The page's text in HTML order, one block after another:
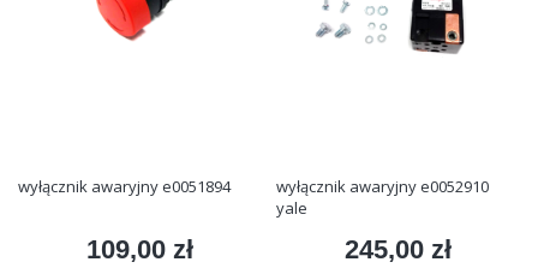
wyłącznik awaryjny e0051894
Cena
109,00 zł
wyłącznik awaryjny e0052910
yale
Cena
245,00 zł